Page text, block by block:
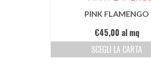
PINK FLAMENGO
€45,00 al mq
SCEGLI LA CARTA